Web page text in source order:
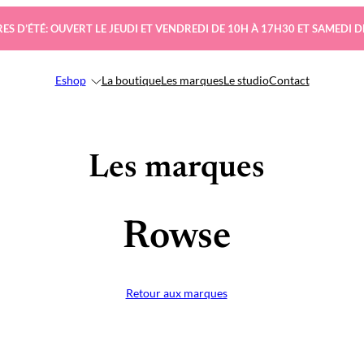
D’ÉTÉ: OUVERT LE JEUDI ET VENDREDI DE 10H À 17H30 ET SAMEDI
Eshop La boutiqueLes marquesLe studioContact
Les marques
Rowse
Retour aux marques